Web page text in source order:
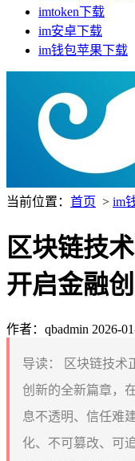
imtoken下载
im安卓下载
im钱包苹果下载
当前位置： 首页 > im
区块链技
开启金融
作者：qbadmin 2026-
导读：
区块链技术
创新的全新篇章，
息不透明、信任难
化、不可篡改、可